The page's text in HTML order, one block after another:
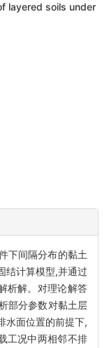
layered soils under
下间隔分布的黏土
结计算模型,并通过
析解。对理论解答
部分参数对黏土层
水面位置的前提下,
工况中两相邻不排